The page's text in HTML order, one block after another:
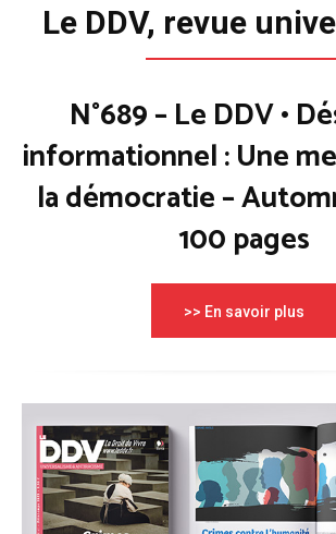
Le DDV, revue
N°689 – Le DDV •
informationnel : Une
la démocratie –
100 pages
>> En savoir plus